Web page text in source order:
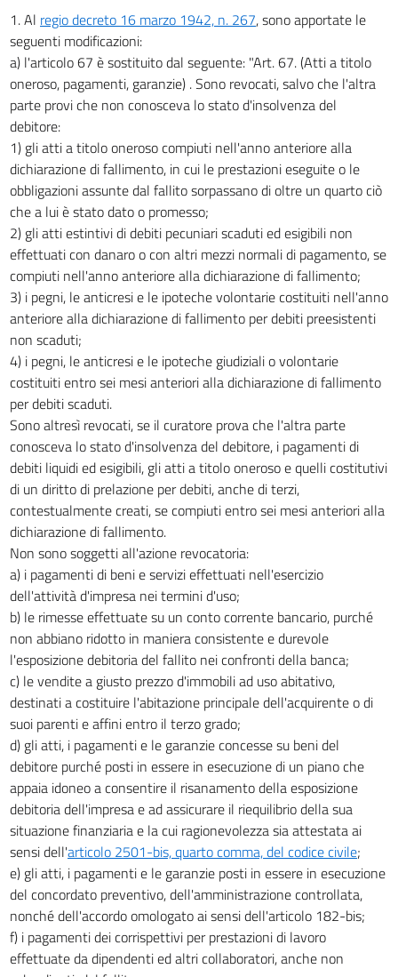
8 bis
9
10
10 bis
11
11 bis
11 ter
11 quater
11 quinquies
12
Capo VII
MODERNIZZAZIONE DEI SISTEMI DI PROTEZIONE SOCIALE E
13
13 bis
13 ter
Capo VIII
INCREMENTO DEGLI INVESTIMENTI IN CAPITALE UMANO, POTENZIAMENTO
DEL SISTEMA SCOLASTICO E DEI SISTEMI DI ACQUISIZIONE DELLE
CONOSCENZE DEI LAVORATORI.
14
14 bis
14 ter
Capo IX
DISPOSIZIONI FINALI
15
16
1. Al regio decreto 16 marzo 1942, n. 267, sono apportate le
seguenti modificazioni:
a) l'articolo 67 è sostituito dal seguente: "Art. 67. (Atti a titolo
oneroso, pagamenti, garanzie) . Sono revocati, salvo che l'altra
parte provi che non conosceva lo stato d'insolvenza del
debitore:
1) gli atti a titolo oneroso compiuti nell'anno anteriore alla
dichiarazione di fallimento, in cui le prestazioni eseguite o le
obbligazioni assunte dal fallito sorpassano di oltre un quarto ciò
che a lui è stato dato o promesso;
2) gli atti estintivi di debiti pecuniari scaduti ed esigibili non
effettuati con danaro o con altri mezzi normali di pagamento, se
compiuti nell'anno anteriore alla dichiarazione di fallimento;
3) i pegni, le anticresi e le ipoteche volontarie costituiti nell'anno
anteriore alla dichiarazione di fallimento per debiti preesistenti
non scaduti;
4) i pegni, le anticresi e le ipoteche giudiziali o volontarie
costituiti entro sei mesi anteriori alla dichiarazione di fallimento
per debiti scaduti.
Sono altresì revocati, se il curatore prova che l'altra parte
conosceva lo stato d'insolvenza del debitore, i pagamenti di
debiti liquidi ed esigibili, gli atti a titolo oneroso e quelli costitutivi
di un diritto di prelazione per debiti, anche di terzi,
contestualmente creati, se compiuti entro sei mesi anteriori alla
dichiarazione di fallimento.
Non sono soggetti all'azione revocatoria:
a) i pagamenti di beni e servizi effettuati nell'esercizio
dell'attività d'impresa nei termini d'uso;
b) le rimesse effettuate su un conto corrente bancario, purché
non abbiano ridotto in maniera consistente e durevole
l'esposizione debitoria del fallito nei confronti della banca;
c) le vendite a giusto prezzo d'immobili ad uso abitativo,
destinati a costituire l'abitazione principale dell'acquirente o di
suoi parenti e affini entro il terzo grado;
d) gli atti, i pagamenti e le garanzie concesse su beni del
debitore purché posti in essere in esecuzione di un piano che
appaia idoneo a consentire il risanamento della esposizione
debitoria dell'impresa e ad assicurare il riequilibrio della sua
situazione finanziaria e la cui ragionevolezza sia attestata ai
sensi dell'articolo 2501-bis, quarto comma, del codice civile;
e) gli atti, i pagamenti e le garanzie posti in essere in esecuzione
del concordato preventivo, dell'amministrazione controllata,
nonché dell'accordo omologato ai sensi dell'articolo 182-bis;
f) i pagamenti dei corrispettivi per prestazioni di lavoro
effettuate da dipendenti ed altri collaboratori, anche non